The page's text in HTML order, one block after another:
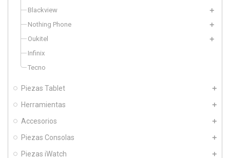
Blackview
Nothing Phone
Oukitel
Infinix
Tecno
Piezas Tablet
Herramientas
Accesorios
Piezas Consolas
Piezas iWatch